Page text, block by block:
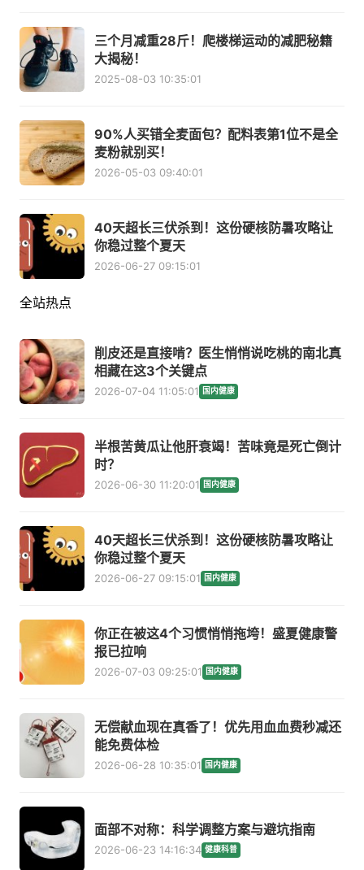
三个月减重28斤！爬楼梯运动的减肥秘籍
大揭秘！
2025-08-03 10:35:01
90%人买错全麦面包？配料表第1位不是全
麦粉就别买！
2026-05-03 09:40:01
40天超长三伏杀到！这份硬核防暑攻略让
你稳过整个夏天
2026-06-27 09:15:01
全站热点
削皮还是直接啃？医生悄悄说吃桃的南北真
相藏在这3个关键点
2026-07-04 11:05:01 国内健康
半根苦黄瓜让他肝衰竭！苦味竟是死亡倒计
时？
2026-06-30 11:20:01 国内健康
40天超长三伏杀到！这份硬核防暑攻略让
你稳过整个夏天
2026-06-27 09:15:01 国内健康
你正在被这4个习惯悄悄拖垮！盛夏健康警
报已拉响
2026-07-03 09:25:01 国内健康
无偿献血现在真香了！优先用血血费秒减还
能免费体检
2026-06-28 10:35:01 国内健康
面部不对称：科学调整方案与避坑指南
2026-06-23 14:16:34 健康科普